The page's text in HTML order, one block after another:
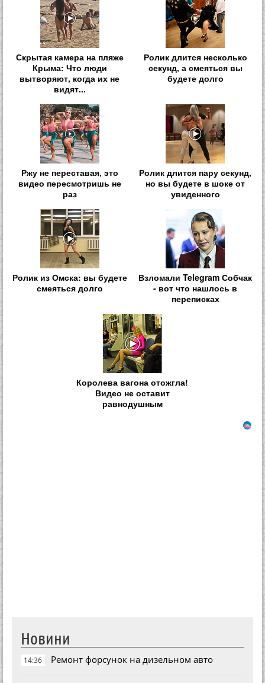
Скрытая камера на пляже
Крыма: Что люди
вытворяют, когда их не
видят...
Ролик длится несколько
секунд, а смеяться вы
будете долго
Ржу не переставая, это
видео пересмотришь не
раз
Ролик длится пару секунд,
но вы будете в шоке от
увиденного
Ролик из Омска: вы будете
смеяться долго
Взломали Telegram Собчак
- вот что нашлось в
переписках
Королева вагона отожгла!
Видео не оставит
равнодушным
Новини
14:36 Ремонт форсунок на дизельном авто